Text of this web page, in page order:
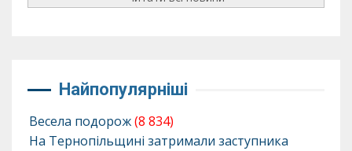
Найпопулярніші
Весела подорож(8 834)
На Тернопільщині затримали заступника